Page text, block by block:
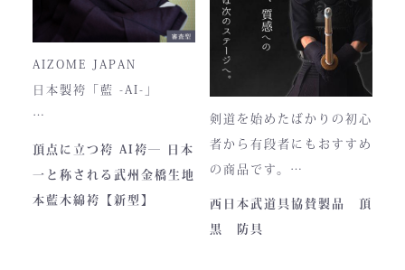
ファスナー部分にはYKK製
を使用しております。
入荷時期やロットにより、
ファスナーのデザイン・仕
様が一部異なる場合がござ
本商品は本藍染を使用して
います。
しております。特に籠手は
使いやすいと評判です。
AIZOME JAPAN
日本製袴「藍 -AI-」
頂点に立つ袴 AI袴― 日本
一と称される武州金橋生地
本藍木綿袴【新型】
剣道を始めたばかりの初心
者から有段者にもおすすめ
の商品です。
【商品内容】
・頂黒セット
西日本武道具協賛製品 頂
黒 防具